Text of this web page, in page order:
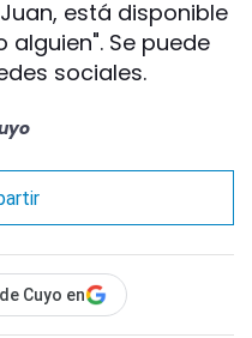
está disponible
alguien". Se puede
sociales.
Cuyo en